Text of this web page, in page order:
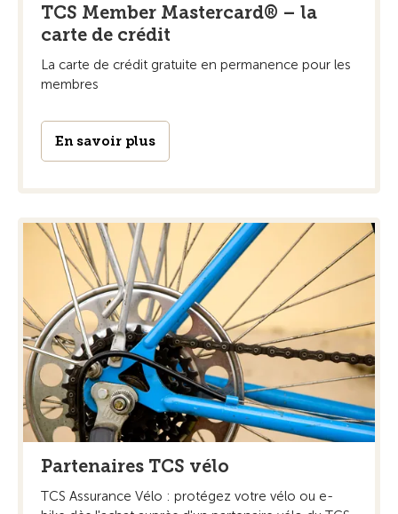
TCS Member Mastercard® – la
carte de crédit
La carte de crédit gratuite en permanence pour les
membres
En savoir plus
Partenaires TCS vélo
TCS Assurance Vélo : protégez votre vélo ou e-